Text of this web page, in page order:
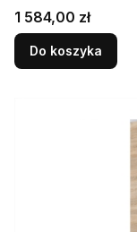
Cena
1 584,00 zł
Do koszyka